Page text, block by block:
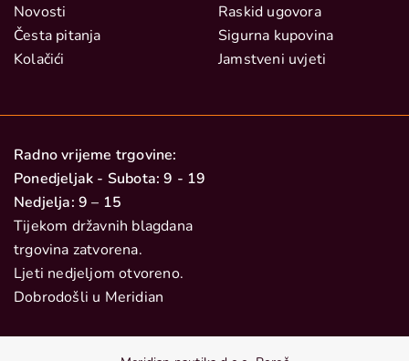
Novosti
Česta pitanja
Kolačići
Raskid ugovora
Sigurna kupovina
Jamstveni uvjeti
Radno vrijeme trgovine:
Ponedjeljak - Subota: 9 - 19
Nedjelja: 9 – 15
Tijekom državnih blagdana
trgovina zatvorena.
Ljeti nedjeljom otvoreno.
Dobrodošli u Meridian